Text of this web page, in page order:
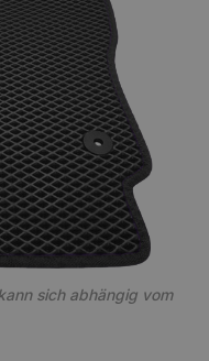
sich abhängig vom